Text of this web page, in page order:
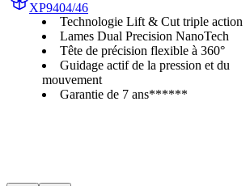
XP9404/46
Technologie Lift & Cut triple action
Lames Dual Precision NanoTech
Tête de précision flexible à 360°
Guidage actif de la pression et du
mouvement
Garantie de 7 ans******